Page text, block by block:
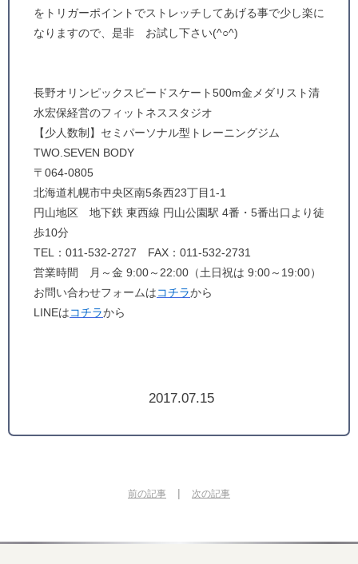
をトリガーポイントでストレッチしてあげる事で少し楽に
なりますので、是非 お試し下さい(^○^)
長野オリンピックスピードスケート500m金メダリスト清
水宏保経営のフィットネススタジオ
【少人数制】セミパーソナル型トレーニングジム
TWO.SEVEN BODY
〒064-0805
北海道札幌市中央区南5条西23丁目1-1
円山地区 地下鉄 東西線 円山公園駅 4番・5番出口より徒
歩10分
TEL：011-532-2727 FAX：011-532-2731
営業時間 月～金 9:00～22:00（土日祝は 9:00～19:00）
お問い合わせフォームはコチラから
LINEはコチラから
2017.07.15
前の記事 | 次の記事